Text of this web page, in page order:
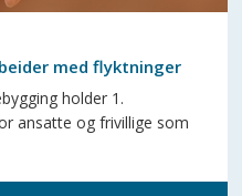
med flyktninger
holder 1.
ansatte og frivillige som